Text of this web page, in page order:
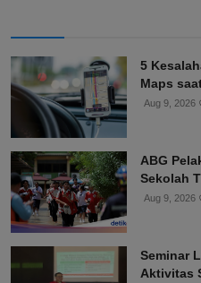
5
Maps
Aug 9, 2026
ABG
Sekolah
Aug 9, 2026
Seminar
Aktivitas